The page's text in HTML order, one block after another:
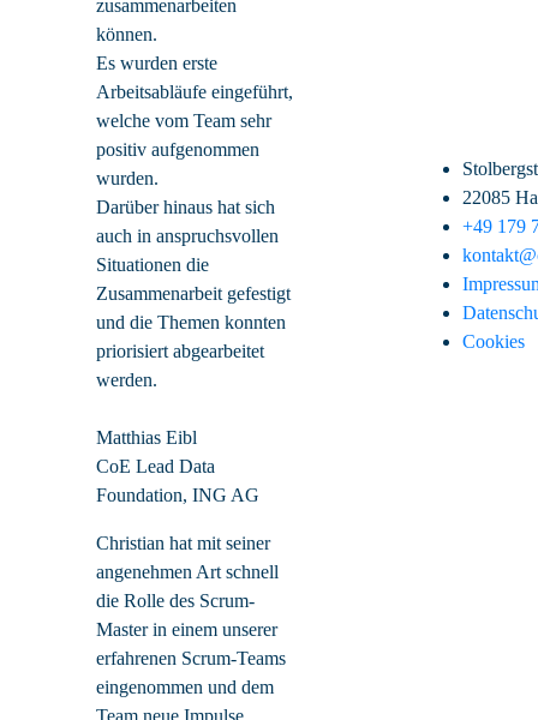
zusammenarbeiten
können.
Es wurden erste
Arbeitsabläufe eingeführt,
welche vom Team sehr
positiv aufgenommen
wurden.
Darüber hinaus hat sich
auch in anspruchsvollen
Situationen die
Zusammenarbeit gefestigt
und die Themen konnten
priorisiert abgearbeitet
werden.
Matthias Eibl
CoE Lead Data
Foundation, ING AG
Christian hat mit seiner
angenehmen Art schnell
die Rolle des Scrum-
Master in einem unserer
erfahrenen Scrum-Teams
eingenommen und dem
Team neue Impulse
22085
+49 179
Cookies